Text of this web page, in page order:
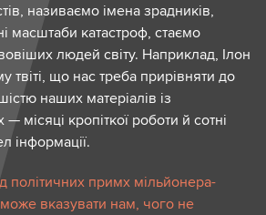
називаємо імена зрадників,
масштаби катастроф, стаємо
людей світу. Наприклад, Ілон
твіті, що нас треба прирівняти до
наших матеріалів із
місяці кропіткої роботи й сотні
інформації.
політичних примх мільйонера-
вказувати нам, чого не